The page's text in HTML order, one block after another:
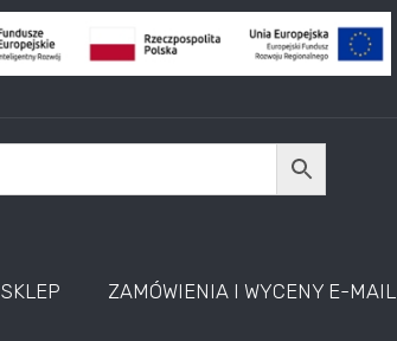
SKLEP ZAMÓWIENIA I WYCENY E-MAIL